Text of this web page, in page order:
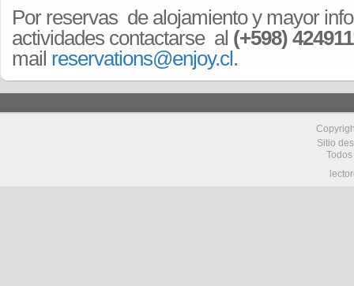
Por reservas de alojamiento y mayor
actividades contactarse al (+598)
mail reservations@enjoy.cl.
Sitio